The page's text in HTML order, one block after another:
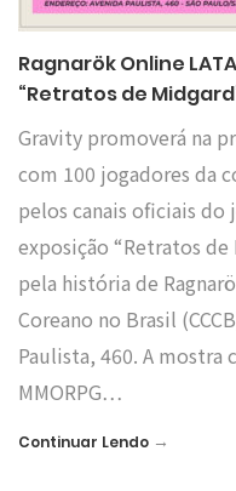
Ragnarök Online
“Retratos de
Gravity promoverá na
com 100 jogadores da
pelos canais oficiais do
exposição “Retratos
pela história de
Coreano no Brasil
Paulista, 460. A mostra
MMORPG…
Continuar Lendo →